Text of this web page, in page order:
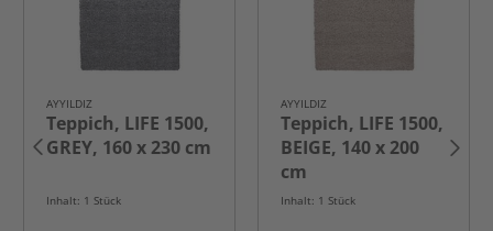
AYYILDIZ
Teppich, LIFE 1500,
GREY, 160 x 230 cm
Inhalt: 1 Stück
AYYILDIZ
Teppich, LIFE 1500,
BEIGE, 140 x 200
cm
Inhalt: 1 Stück